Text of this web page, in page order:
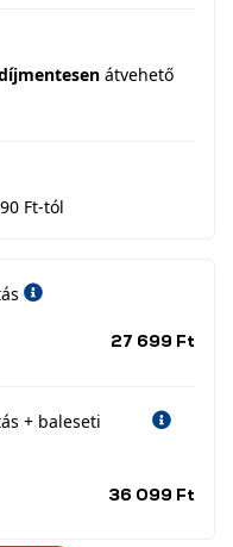
átvehető
Ft-tól
27 699 Ft
+ baleseti
36 099 Ft